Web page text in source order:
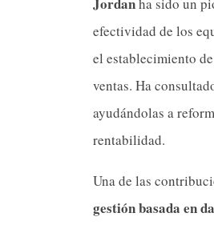
efectividad de los
el establecimiento
ventas. Ha
ayudándolas a
rentabilidad.
Una de las
gestión basada en